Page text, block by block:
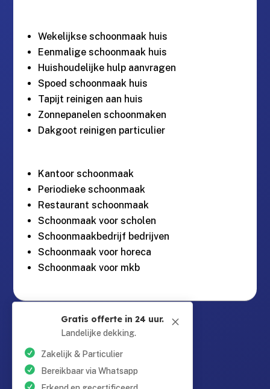
Wekelijkse schoonmaak huis
Eenmalige schoonmaak huis
Huishoudelijke hulp aanvragen
Spoed schoonmaak huis
Tapijt reinigen aan huis
Zonnepanelen schoonmaken
Dakgoot reinigen particulier
Kantoor schoonmaak
Periodieke schoonmaak
Restaurant schoonmaak
Schoonmaak voor scholen
Schoonmaakbedrijf bedrijven
Schoonmaak voor horeca
Schoonmaak voor mkb
Guntersteinweg 377,
2531KA Den Haag

M
Gratis offerte in 24 uur.
Landelijke dekking.
Zakelijk & Particulier
Bereikbaar via Whatsapp